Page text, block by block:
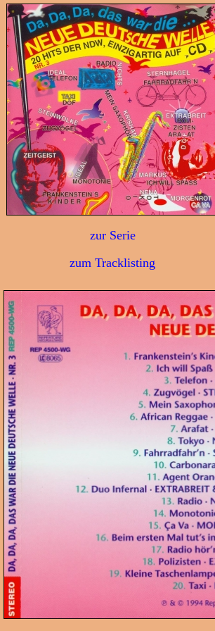
zur Serie
zum Tracklisting